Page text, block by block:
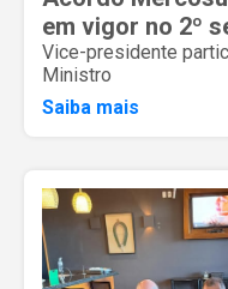
em vigor no 2º
Vice-presidente
Ministro
Saiba mais